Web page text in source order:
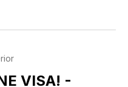
VISA! -